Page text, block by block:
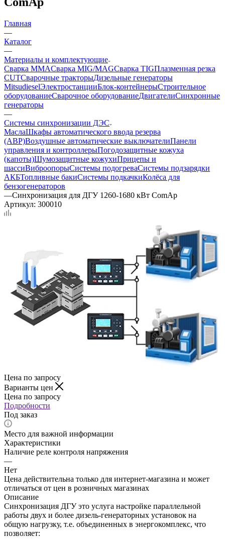
Главная
—
Каталог
—
Материалы и комплектующие
Сварка MMAСварка MIG/MAGСварка TIGПлазменная резка
CUTСварочные тракторыДизельные генераторы
MitsudieselЭлектростанцииБлок-контейнерыСтроительное
оборудованиеСварочное оборудованиеДвигателиСинхронные
генераторы
—
Системы синхронизации ДЭС
МаслаШкафы автоматического ввода резерва
(АВР)Воздушные автоматические выключателиПанели
управления и контроллерыПогодозащитные кожуха
(капоты)Шумозащитные кожухиПрицепы и
шассиВиброопорыСистемы подогреваСистемы подзарядки
АКБТопливные бакиСистемы подкачкиКолёса для
бензогенераторов
—Синхронизация для ДГУ 1260-1680 кВт ComAp
Артикул: 300010
Цена по запросу
Варианты цен
Цена по запросу
Подробности
Под заказ
Место для важной информации
Характеристики
Наличие реле контроля напряжения
—
Нет
Цена действительна только для интернет-магазина и может
отличаться от цен в розничных магазинах
Описание
Синхронизация ДГУ это услуга настройке параллельной
работы двух и более дизель-генераторных установок на
общую нагрузку, т.е. объединенных в энергокомплекс, что
позволяет: